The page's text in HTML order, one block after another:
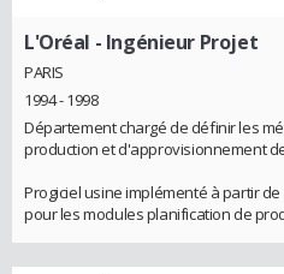
L'Oréal - Ingénieur Projet
PARIS
1994 - 1998
Département chargé de définir les
production et d'approvisionnement
Progiciel usine implémenté à partir
pour les modules planification de